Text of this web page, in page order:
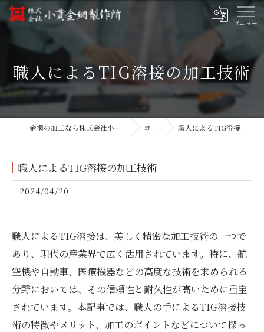
職人によるTIG溶接の加工技術
金網の加工なら株式会社小貫金網製作所 コラム 職人によるTIG溶接の加工技術
職人によるTIG溶接の加工技術
2024/04/20
職人によるTIG溶接は、美しく精密な加工技術の一つで
あり、現代の産業界で広く活用されています。特に、航
空機や自動車、医療機器などの高度な技術を求められる
分野においては、その信頼性と耐久性が高いために重宝
されています。本記事では、職人の手によるTIG溶接技
術の特徴やメリット、加工のポイントなどについて探っ